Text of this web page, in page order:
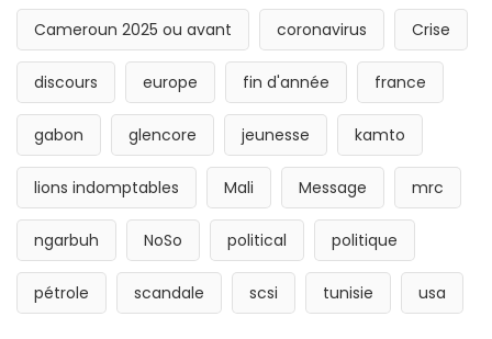
Cameroun 2025 ou avant coronavirus Crise
discours europe fin d'année france
gabon glencore jeunesse kamto
lions indomptables Mali Message mrc
ngarbuh NoSo political politique
pétrole scandale scsi tunisie usa